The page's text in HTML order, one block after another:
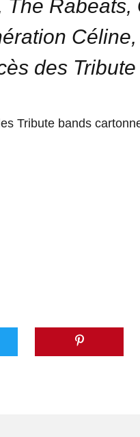
The Rabeats,
des
Tribute bands